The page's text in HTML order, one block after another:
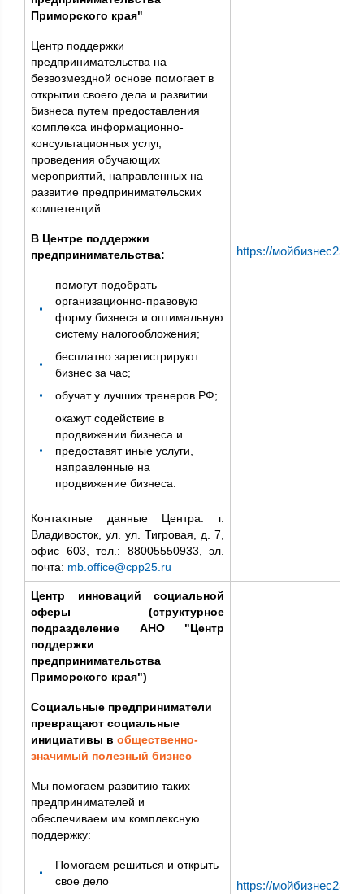
Приморского края"
Центр поддержки
предпринимательства на
безвозмездной основе помогает в
открытии своего дела и развитии
бизнеса путем предоставления
комплекса информационно-
консультационных услуг,
проведения обучающих
мероприятий, направленных на
развитие предпринимательских
компетенций.
В Центре поддержки
предпринимательства:
помогут подобрать
организационно-правовую
форму бизнеса и оптимальную
систему налогообложения;
бесплатно зарегистрируют
бизнес за час;
обучат у лучших тренеров РФ;
окажут содействие в
продвижении бизнеса и
предоставят иные услуги,
направленные на
продвижение бизнеса.
Контактные данные Центра: г.
Владивосток, ул. ул. Тигровая, д. 7,
офис 603, тел.: 88005550933, эл.
почта: mb.office@cpp25.ru
https://
Центр инноваций социальной
сферы (структурное
подразделение АНО "Центр
поддержки
предпринимательства
Приморского края")
Социальные предприниматели
превращают социальные
инициативы в общественно-
значимый полезный бизнес
Мы помогаем развитию таких
предпринимателей и
обеспечиваем им комплексную
поддержку:
Помогаем решиться и открыть
свое дело
https://